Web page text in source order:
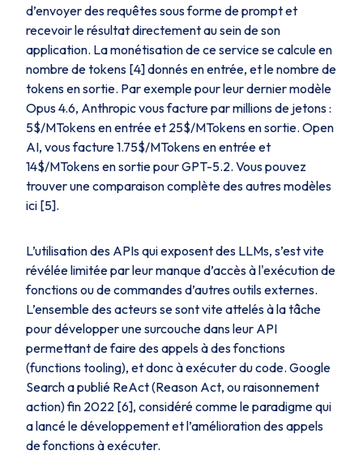
d’envoyer des requêtes sous forme de prompt et
recevoir le résultat directement au sein de son
application. La monétisation de ce service se calcule en
nombre de tokens [4] donnés en entrée, et le nombre de
tokens en sortie. Par exemple pour leur dernier modèle
Opus 4.6, Anthropic vous facture par millions de jetons :
5$/MTokens en entrée et 25$/MTokens en sortie. Open
AI, vous facture 1.75$/MTokens en entrée et
14$/MTokens en sortie pour GPT-5.2. Vous pouvez
trouver une comparaison complète des autres modèles
ici [5].
L’utilisation des APIs qui exposent des LLMs, s’est vite
révélée limitée par leur manque d’accès à l'exécution de
fonctions ou de commandes d’autres outils externes.
L’ensemble des acteurs se sont vite attelés à la tâche
pour développer une surcouche dans leur API
permettant de faire des appels à des fonctions
(functions tooling), et donc à exécuter du code. Google
Search a publié ReAct (Reason Act, ou raisonnement
action) fin 2022 [6], considéré comme le paradigme qui
a lancé le développement et l’amélioration des appels
de fonctions à exécuter.